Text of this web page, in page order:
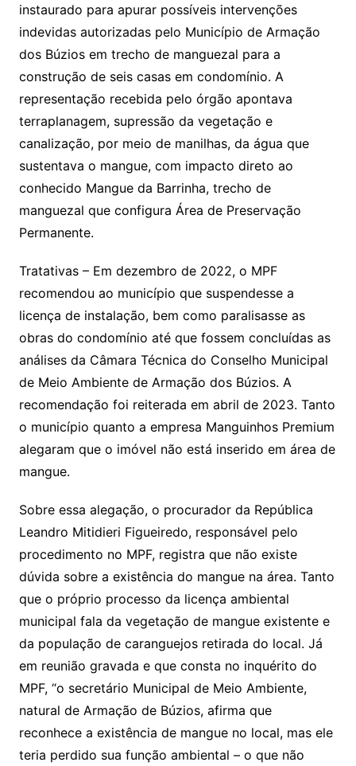
instaurado para apurar possíveis intervenções
indevidas autorizadas pelo Município de Armação
dos Búzios em trecho de manguezal para a
construção de seis casas em condomínio. A
representação recebida pelo órgão apontava
terraplanagem, supressão da vegetação e
canalização, por meio de manilhas, da água que
sustentava o mangue, com impacto direto ao
conhecido Mangue da Barrinha, trecho de
manguezal que configura Área de Preservação
Permanente.
Tratativas – Em dezembro de 2022, o MPF
recomendou ao município que suspendesse a
licença de instalação, bem como paralisasse as
obras do condomínio até que fossem concluídas as
análises da Câmara Técnica do Conselho Municipal
de Meio Ambiente de Armação dos Búzios. A
recomendação foi reiterada em abril de 2023. Tanto
o município quanto a empresa Manguinhos Premium
alegaram que o imóvel não está inserido em área de
mangue.
Sobre essa alegação, o procurador da República
Leandro Mitidieri Figueiredo, responsável pelo
procedimento no MPF, registra que não existe
dúvida sobre a existência do mangue na área. Tanto
que o próprio processo da licença ambiental
municipal fala da vegetação de mangue existente e
da população de caranguejos retirada do local. Já
em reunião gravada e que consta no inquérito do
MPF, “o secretário Municipal de Meio Ambiente,
natural de Armação de Búzios, afirma que
reconhece a existência de mangue no local, mas ele
teria perdido sua função ambiental – o que não